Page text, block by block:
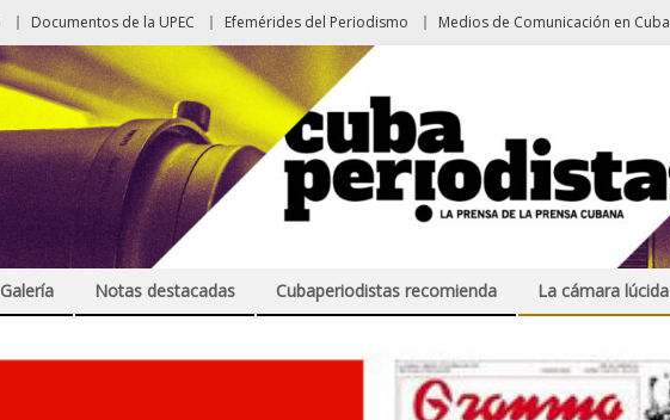
Documentos de la UPEC Efemérides del Periodismo Medios de Comunicación en Cuba
Galería Notas destacadas Cubaperiodistas recomienda La cámara lúcida